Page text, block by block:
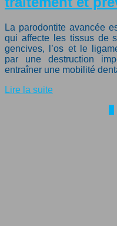
La parodontite avancée
qui affecte les tissus de
gencives, l’os et le
par une destruction
entraîner une mobilité
Lire la suite